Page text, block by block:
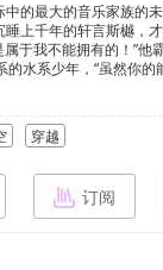
的最大的音乐家族的
上千年的轩言斯樾，
于我不能拥有的！”
水系少年，“虽然你
约。
穿越
订阅